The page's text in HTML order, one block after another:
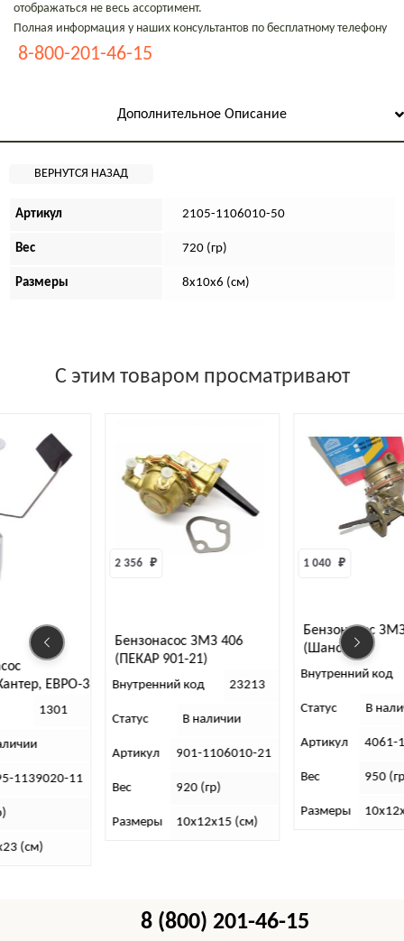
отображаться не весь ассортимент.
Полная информация у наших консультантов по бесплатному телефону
8-800-201-46-15
Дополнительное Описание
Артикул 2105-1106010-50
Вес 720 (гр)
Размеры 8х10х6 (см)
С этим товаром просматривают
Бензонасос ЗМЗ 406
(ПЕКАР 901-21)
код 23213
В наличии
901-1106010-21
10х12х15 (см)
Бензонасос ЗМЗ 406
(Шанс+)
23210
В наличии
4061-1106010
10х12х15 (см)
Статус
Вес
8 (800) 201-46-15